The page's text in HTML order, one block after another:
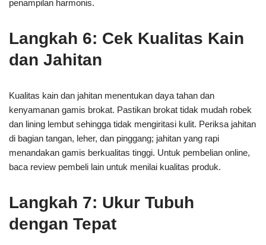
penampilan harmonis.
Langkah 6: Cek Kualitas Kain
dan Jahitan
Kualitas kain dan jahitan menentukan daya tahan dan
kenyamanan gamis brokat. Pastikan brokat tidak mudah robek
dan lining lembut sehingga tidak mengiritasi kulit. Periksa jahitan
di bagian tangan, leher, dan pinggang; jahitan yang rapi
menandakan gamis berkualitas tinggi. Untuk pembelian online,
baca review pembeli lain untuk menilai kualitas produk.
Langkah 7: Ukur Tubuh
dengan Tepat